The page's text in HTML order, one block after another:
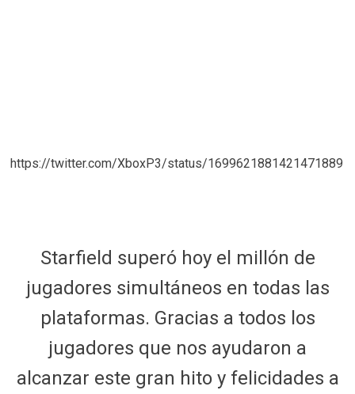
https://twitter.com/XboxP3/status/1699621881421471889
Starfield superó hoy el millón de
jugadores simultáneos en todas las
plataformas. Gracias a todos los
jugadores que nos ayudaron a
alcanzar este gran hito y felicidades a